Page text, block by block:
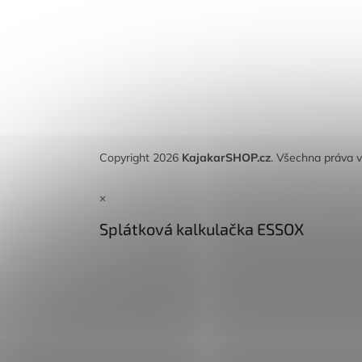
Copyright 2026 KajakarSHOP.cz. Všechna práva
×
Splátková kalkulačka ESSOX